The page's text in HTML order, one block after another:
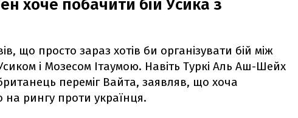
хоче побачити бій Усика з
що просто зараз хотів би організувати бій між
і Мозесом Ітаумою. Навіть Туркі Аль Аш-Шейх
переміг Вайта, заявляв, що хоча
на рингу проти українця.